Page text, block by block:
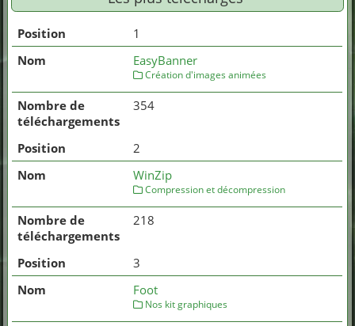
1
EasyBanner
Création d'images animées
354
2
WinZip
Compression et décompression
218
3
Foot
Nos kit graphiques